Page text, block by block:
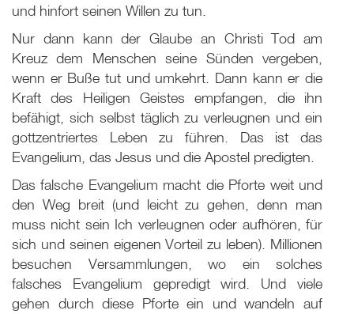
und hinfort seinen Willen zu tun.
Nur dann kann der Glaube an Christi Tod am
Kreuz dem Menschen seine Sünden vergeben,
wenn er Buße tut und umkehrt. Dann kann er die
Kraft des Heiligen Geistes empfangen, die ihn
befähigt, sich selbst täglich zu verleugnen und ein
gottzentriertes Leben zu führen. Das ist das
Evangelium, das Jesus und die Apostel predigten.
Das falsche Evangelium macht die Pforte weit und
den Weg breit (und leicht zu gehen, denn man
muss nicht sein Ich verleugnen oder aufhören, für
sich und seinen eigenen Vorteil zu leben). Millionen
besuchen Versammlungen, wo ein solches
falsches Evangelium gepredigt wird. Und viele
gehen durch diese Pforte ein und wandeln auf